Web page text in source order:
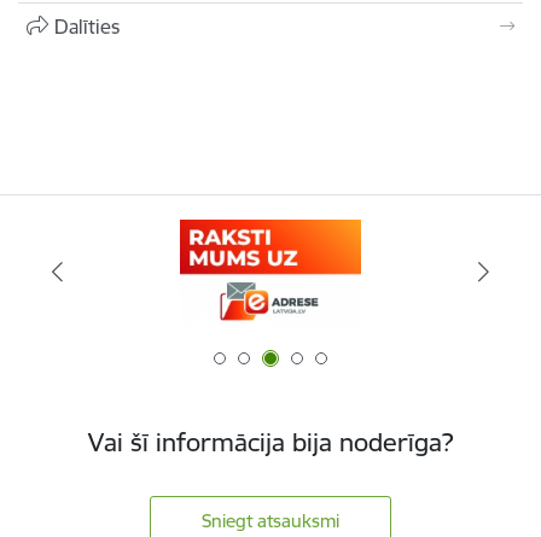
Dalīties
Vai šī informācija bija noderīga?
Sniegt atsauksmi